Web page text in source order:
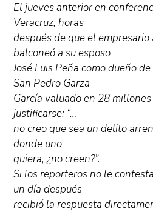
El jueves anterior en
Veracruz, horas
después de que el
balconeó a su esposo
José Luis Peña como dueño
San Pedro Garza
García valuado en 28
justificarse: “…
no creo que sea un delito
donde uno
quiera, ¿no creen?”.
Si los reporteros no le
un día después
recibió la respuesta